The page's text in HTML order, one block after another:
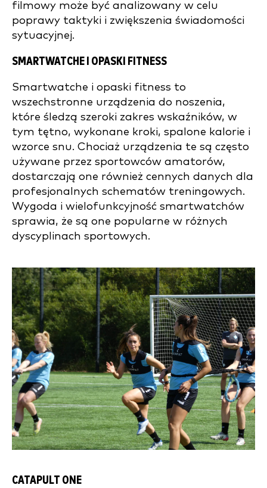
filmowy może być analizowany w celu
poprawy taktyki i zwiększenia świadomości
sytuacyjnej.
SMARTWATCHE I OPASKI FITNESS
Smartwatche i opaski fitness to
wszechstronne urządzenia do noszenia,
które śledzą szeroki zakres wskaźników, w
tym tętno, wykonane kroki, spalone kalorie i
wzorce snu. Chociaż urządzenia te są często
używane przez sportowców amatorów,
dostarczają one również cennych danych dla
profesjonalnych schematów treningowych.
Wygoda i wielofunkcyjność smartwatchów
sprawia, że są one popularne w różnych
dyscyplinach sportowych.
CATAPULT ONE